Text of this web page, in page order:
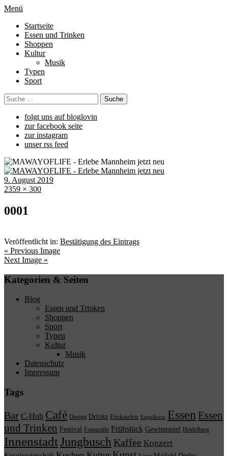
Menü
Startseite
Essen und Trinken
Shoppen
Kultur
Musik
Typen
Sport
folgt uns auf bloglovin
zur facebook seite
zur instagram
unser rss feed
9. August 2019
2359 × 300
0001
Veröffentlicht in: Bestätigung des Eintrags
« Previous Image
Next Image »
Kategorien & Seiten
Blog
Essen und Trinken
Shoppen
Sport
Typen
Kultur
Musik
Datenschutz
Impressum
Tags
Bar C-Hub Café Design Drinks Einkaufen Engelhorn Essen Essen
und Trinken Festival Fotografie Frühstück Gewinnspiel Heidelberg
InnenstadtJungbusch Kaffee Konzert